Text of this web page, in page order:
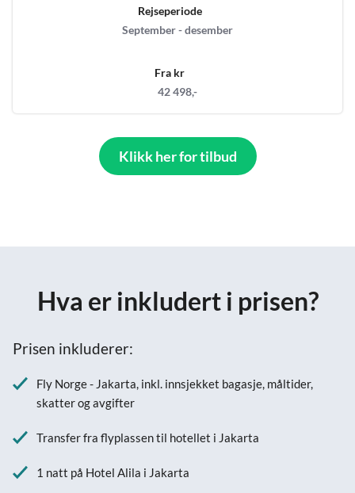
Rejseperiode
September - desember
Fra kr
42 498,-
Klikk her for tilbud
Hva er inkludert i prisen?
Prisen inkluderer:
Fly Norge - Jakarta, inkl. innsjekket bagasje, måltider,
skatter og avgifter
Transfer fra flyplassen til hotellet i Jakarta
1 natt på Hotel Alila i Jakarta